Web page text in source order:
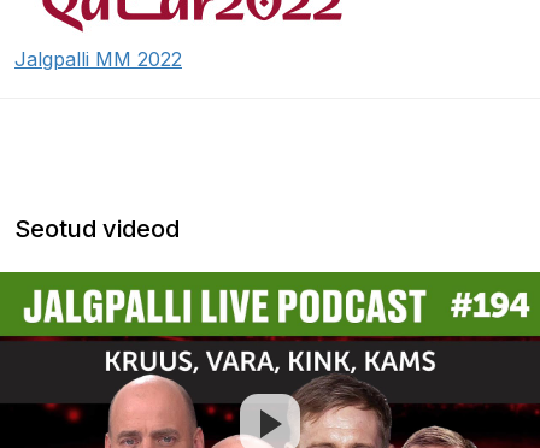
Jalgpalli MM 2022
Seotud videod